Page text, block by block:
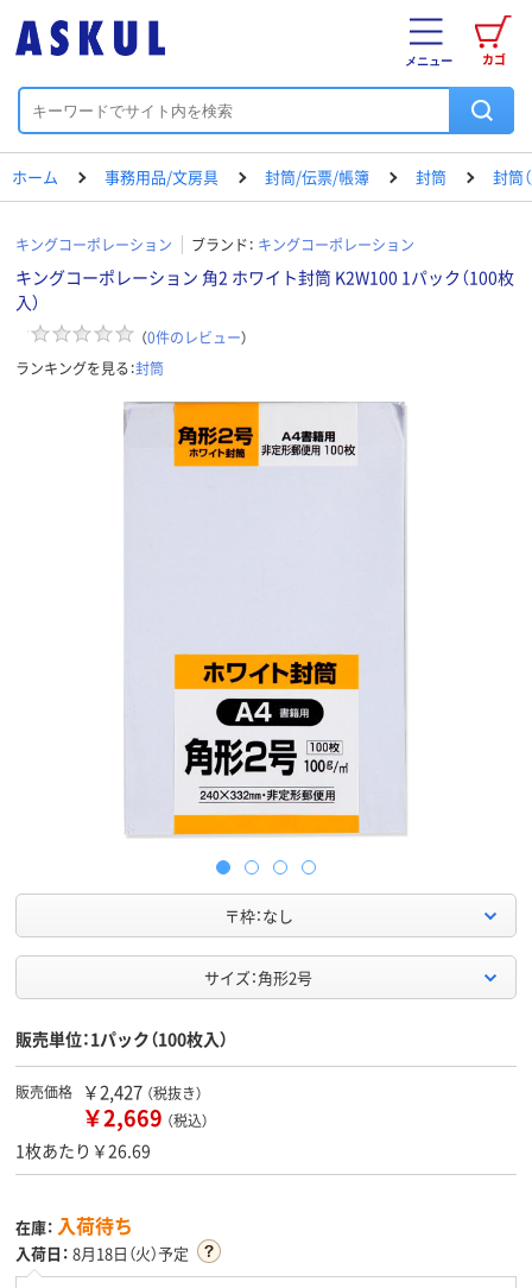
カゴ
メニュー
ホーム 事務用品/文房具 封筒/伝票/帳簿 封筒 封筒
キングコーポレーション ブランド： キングコーポレーション
キングコーポレーション 角2 ホワイト封筒 K2W100 1パック（100枚
入）
（0件のレビュー）
ランキングを見る：封筒
〒枠：なし
サイズ：角形2号
販売単位：1パック（100枚入）
販売価格 ￥2,427 （税抜き）
￥2,669 （税込）
1枚あたり￥26.69
在庫： 入荷待ち
入荷日： 8月18日（火）予定